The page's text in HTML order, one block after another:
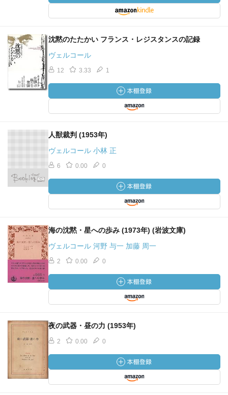
沈黙のたたかい フランス・レジスタンスの記録
ヴェルコール
12 3.33 1
人獣裁判 (1953年)
ヴェルコール 小林 正
6 0.00 0
海の沈黙・星への歩み (1973年) (岩波文庫)
ヴェルコール 河野 与一 加藤 周一
2 0.00 0
夜の武器・昼の力 (1953年)
2 0.00 0